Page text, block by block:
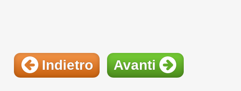
Indietro Avanti